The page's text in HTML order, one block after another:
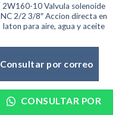
2W160-10 Valvula solenoide
NC 2/2 3/8″ Accion directa en
laton para aire, agua y aceite
Consultar por correo
CONSULTAR POR